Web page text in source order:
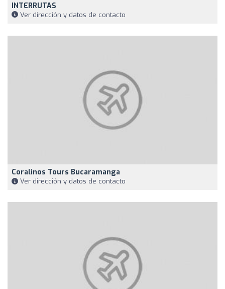
INTERRUTAS
Ver dirección y datos de contacto
Coralinos Tours Bucaramanga
Ver dirección y datos de contacto